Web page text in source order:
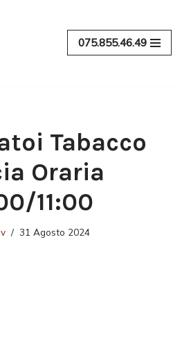
075.855.46.49
Tabacco
Oraria
11:00
31 Agosto 2024